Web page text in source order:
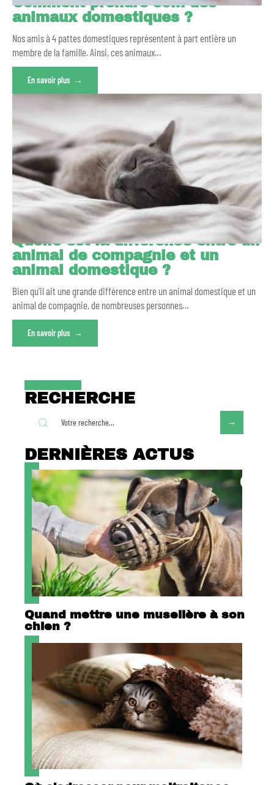
animaux domestiques ?
Nos amis à 4 pattes domestiques représentent à part entière un
membre de la famille. Ainsi, ces animaux…
En savoir plus
Quelle est la différence entre un
animal de compagnie et un
animal domestique ?
Bien qu’il ait une grande différence entre un animal domestique et un
animal de compagnie, de nombreuses personnes…
En savoir plus
RECHERCHE
DERNIÈRES ACTUS
Quand mettre une muselière à son
chien ?